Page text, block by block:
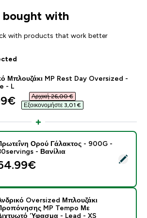
bought with
with products that work better
Μπλουζάκι MP Rest Day Oversized -
- L
price
Αρχική 26,00 €‎
Εξοικονομήστε 3,01 €‎
- Πρωτεΐνη Ορού Γάλακτος -
Ορού Γάλακτος - 900G -
- Βανίλια
Oversized Μπλουζάκι
MP Tempo Με
Ύφασμα - Lead - XS